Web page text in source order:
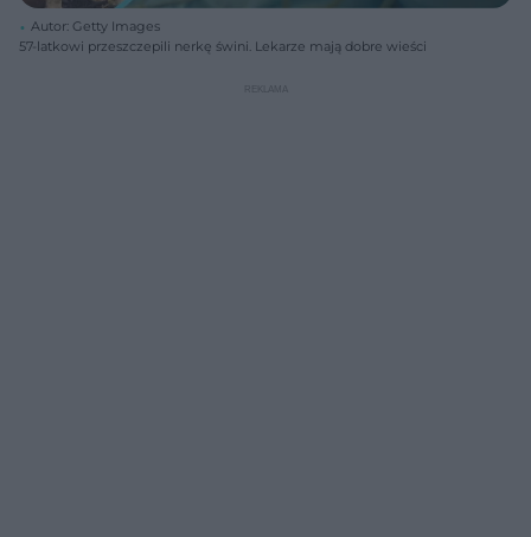
Autor: Getty Images
57-latkowi przeszczepili nerkę świni. Lekarze mają dobre wieści